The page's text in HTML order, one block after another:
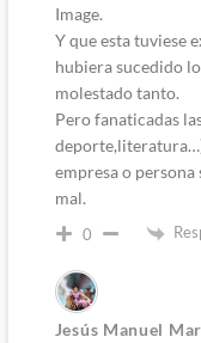
Image.
Y que esta tuviese
hubiera sucedido
molestado tanto.
Pero fanaticadas
empresa o
mal.
0
Jesús Manuel